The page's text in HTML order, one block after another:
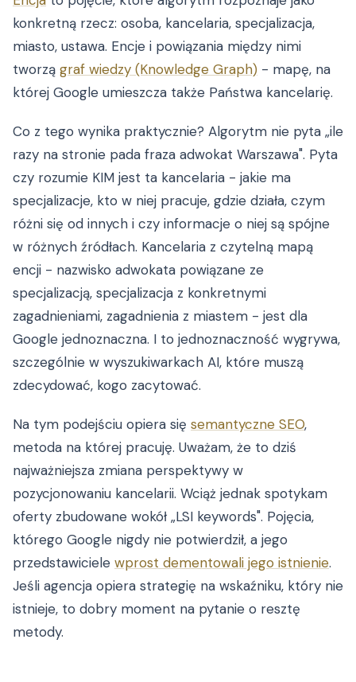
konkretną rzecz: osoba, kancelaria, specjalizacja,
miasto, ustawa. Encje i powiązania między nimi
tworzą graf wiedzy (Knowledge Graph) - mapę, na
której Google umieszcza także Państwa kancelarię.
Co z tego wynika praktycznie? Algorytm nie pyta „ile
razy na stronie pada fraza adwokat Warszawa". Pyta
czy rozumie KIM jest ta kancelaria - jakie ma
specjalizacje, kto w niej pracuje, gdzie działa, czym
różni się od innych i czy informacje o niej są spójne
w różnych źródłach. Kancelaria z czytelną mapą
encji - nazwisko adwokata powiązane ze
specjalizacją, specjalizacja z konkretnymi
zagadnieniami, zagadnienia z miastem - jest dla
Google jednoznaczna. I to jednoznaczność wygrywa,
szczególnie w wyszukiwarkach AI, które muszą
zdecydować, kogo zacytować.
Na tym podejściu opiera się semantyczne SEO,
metoda na której pracuję. Uważam, że to dziś
najważniejsza zmiana perspektywy w
pozycjonowaniu kancelarii. Wciąż jednak spotykam
oferty zbudowane wokół „LSI keywords". Pojęcia,
którego Google nigdy nie potwierdził, a jego
przedstawiciele wprost dementowali jego istnienie.
Jeśli agencja opiera strategię na wskaźniku, który nie
istnieje, to dobry moment na pytanie o resztę
metody.